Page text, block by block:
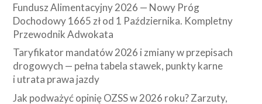
Fundusz Alimentacyjny 2026 — Nowy Próg
Dochodowy 1665 zł od 1 Października. Kompletny
Przewodnik Adwokata
Taryfikator mandatów 2026 i zmiany w przepisach
drogowych — pełna tabela stawek, punkty karne
i utrata prawa jazdy
Jak podważyć opinię OZSS w 2026 roku? Zarzuty,